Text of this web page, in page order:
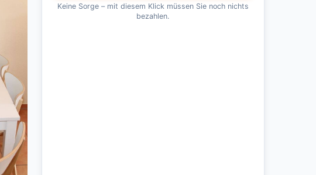
Keine Sorge – mit diesem Klick müssen Sie noch nichts
bezahlen.